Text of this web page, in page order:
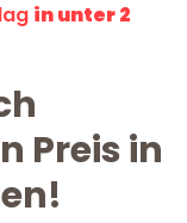
in unter 2
Preis in